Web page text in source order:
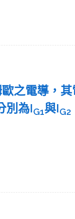
之電導，
別為IG1與IG2